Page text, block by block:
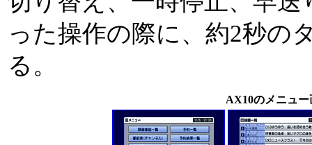
った操作の際に、約2秒の
る。
AX10のメニュー